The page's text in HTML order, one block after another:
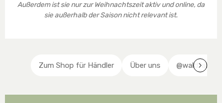
Außerdem ist sie nur zur Weihnachtszeit aktiv und online, da
sie außerhalb der Saison nicht relevant ist.
Zum Shop für Händler Über uns @waldfabrik